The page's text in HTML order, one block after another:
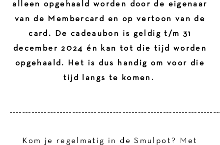
alleen opgehaald worden door de eigenaar
van de Membercard en op vertoon van de
card. De cadeaubon is geldig t/m 31
december 2024 én kan tot die tijd worden
opgehaald. Het is dus handig om voor die
tijd langs te komen.
Kom je regelmatig in de Smulpot? Met